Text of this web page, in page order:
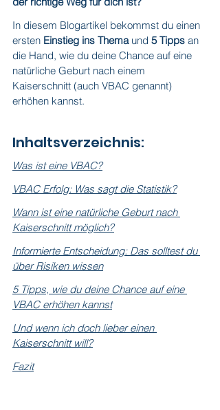
In diesem Blogartikel bekommst du einen
ersten Einstieg ins Thema und 5 Tipps an
die Hand, wie du deine Chance auf eine
natürliche Geburt nach einem
Kaiserschnitt (auch VBAC genannt)
erhöhen kannst.
Inhaltsverzeichnis:
Was ist eine VBAC?
VBAC Erfolg: Was sagt die Statistik?
Wann ist eine natürliche Geburt nach
Kaiserschnitt möglich?
Informierte Entscheidung: Das solltest du
über Risiken wissen
5 Tipps, wie du deine Chance auf eine
VBAC erhöhen kannst
Und wenn ich doch lieber einen
Kaiserschnitt will?
Fazit